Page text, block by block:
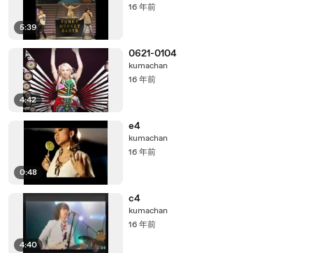
5:39
16 年前
4:42
0621-0104
kumachan
16 年前
0:48
e4
kumachan
16 年前
4:40
c4
kumachan
16 年前